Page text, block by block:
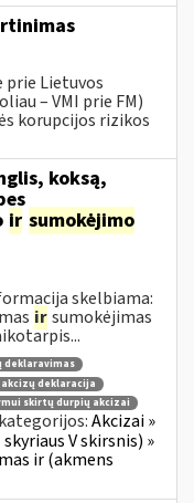
prie Lietuvos
– VMI prie FM)
korupcijos rizikos
koksą,
ir sumokėjimo
skelbiama:
irsumokėjimas
deklaravimas
akcizų deklaracija
skirtų durpių akcizai
Akcizai »
V skirsnis) »
ir (akmens